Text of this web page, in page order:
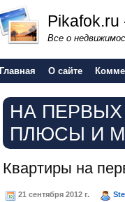
Pikafok.ru
Все о
Главная О сайте
НА
ПЛЮСЫ И
Квартиры на
21 сентября 2012 г.